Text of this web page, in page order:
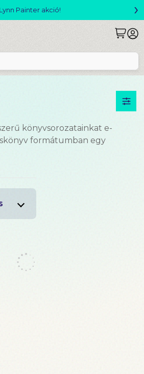
Megjelent! L. J. Shen: Legvadabb ›
könyvsorozatainkat e-
formátumban egy